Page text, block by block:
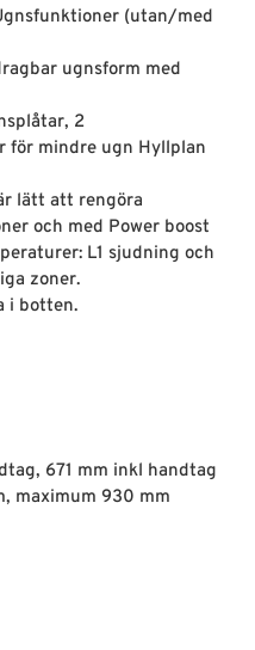
(utan/med
ugnsform med
2
för mindre ugn Hyllplan
lätt att rengöra
och med Power boost
L1 sjudning och
zoner.
i botten.
671 mm inkl handtag
maximum 930 mm